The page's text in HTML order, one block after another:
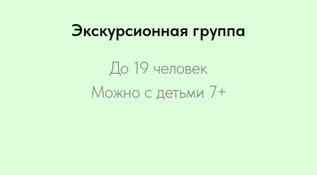
Экскурсионная группа
До 19 человек
Можно с детьми 7+